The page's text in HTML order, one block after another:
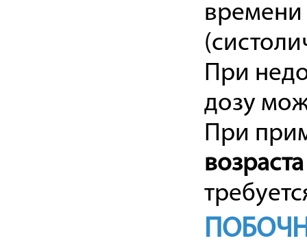
времени
При
дозу
При
возраста